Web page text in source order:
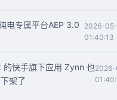
电专属平台AEP 3.0
2026-
01:40:13
的快手旗下应用 Zynn 也
架了